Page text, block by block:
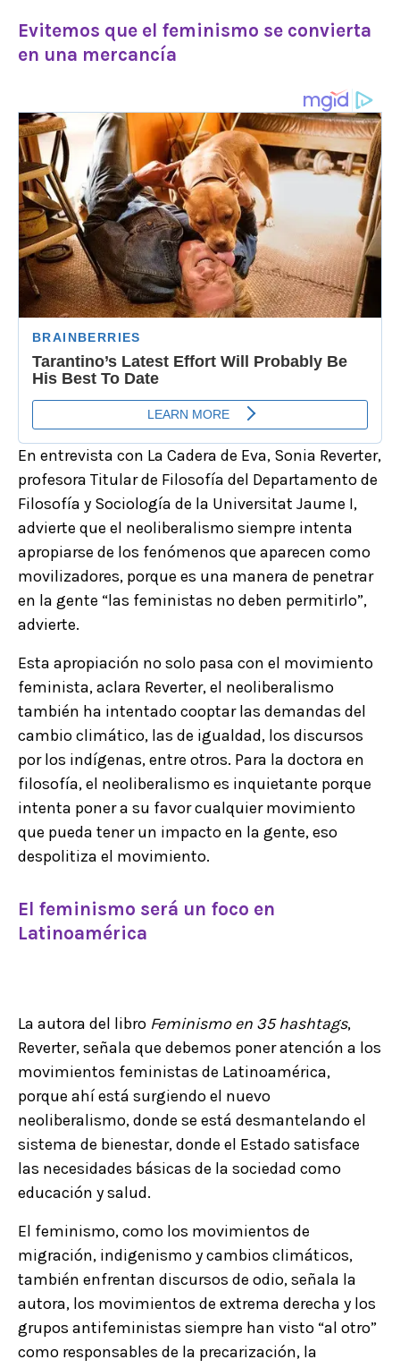
Evitemos que el feminismo se convierta
en una mercancía
En entrevista con La Cadera de Eva, Sonia Reverter,
profesora Titular de Filosofía del Departamento de
Filosofía y Sociología de la Universitat Jaume I,
advierte que el neoliberalismo siempre intenta
apropiarse de los fenómenos que aparecen como
movilizadores, porque es una manera de penetrar
en la gente “las feministas no deben permitirlo”,
advierte.
Esta apropiación no solo pasa con el movimiento
feminista, aclara Reverter, el neoliberalismo
también ha intentado cooptar las demandas del
cambio climático, las de igualdad, los discursos
por los indígenas, entre otros. Para la doctora en
filosofía, el neoliberalismo es inquietante porque
intenta poner a su favor cualquier movimiento
que pueda tener un impacto en la gente, eso
despolitiza el movimiento.
El feminismo será un foco en
Latinoamérica
La autora del libro Feminismo en 35 hashtags,
Reverter, señala que debemos poner atención a los
movimientos feministas de Latinoamérica,
porque ahí está surgiendo el nuevo
neoliberalismo, donde se está desmantelando el
sistema de bienestar, donde el Estado satisface
las necesidades básicas de la sociedad como
educación y salud.
El feminismo, como los movimientos de
migración, indigenismo y cambios climáticos,
también enfrentan discursos de odio, señala la
autora, los movimientos de extrema derecha y los
grupos antifeministas siempre han visto “al otro”
como responsables de la precarización, la